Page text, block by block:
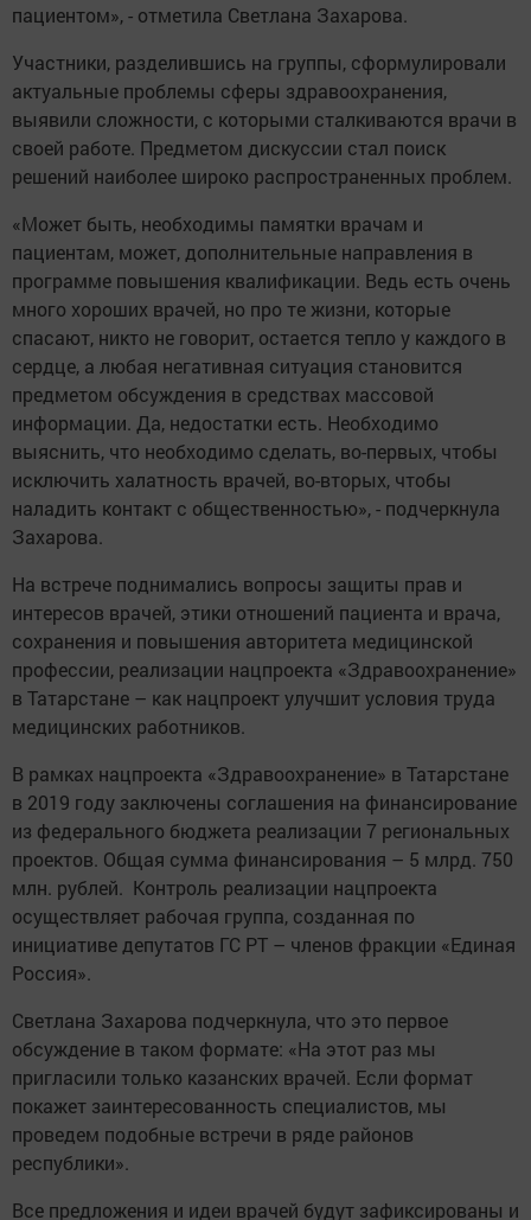
пациентом», - отметила Светлана Захарова.
Участники, разделившись на группы, сформулировали
актуальные проблемы сферы здравоохранения,
выявили сложности, с которыми сталкиваются врачи в
своей работе. Предметом дискуссии стал поиск
решений наиболее широко распространенных проблем.
«Может быть, необходимы памятки врачам и
пациентам, может, дополнительные направления в
программе повышения квалификации. Ведь есть очень
много хороших врачей, но про те жизни, которые
спасают, никто не говорит, остается тепло у каждого в
сердце, а любая негативная ситуация становится
предметом обсуждения в средствах массовой
информации. Да, недостатки есть. Необходимо
выяснить, что необходимо сделать, во-первых, чтобы
исключить халатность врачей, во-вторых, чтобы
наладить контакт с общественностью», - подчеркнула
Захарова.
На встрече поднимались вопросы защиты прав и
интересов врачей, этики отношений пациента и врача,
сохранения и повышения авторитета медицинской
профессии, реализации нацпроекта «Здравоохранение»
в Татарстане – как нацпроект улучшит условия труда
медицинских работников.
В рамках нацпроекта «Здравоохранение» в Татарстане
в 2019 году заключены соглашения на финансирование
из федерального бюджета реализации 7 региональных
проектов. Общая сумма финансирования – 5 млрд. 750
млн. рублей. Контроль реализации нацпроекта
осуществляет рабочая группа, созданная по
инициативе депутатов ГС РТ – членов фракции «Единая
Россия».
Светлана Захарова подчеркнула, что это первое
обсуждение в таком формате: «На этот раз мы
пригласили только казанских врачей. Если формат
покажет заинтересованность специалистов, мы
проведем подобные встречи в ряде районов
республики».
Все предложения и идеи врачей будут зафиксированы и